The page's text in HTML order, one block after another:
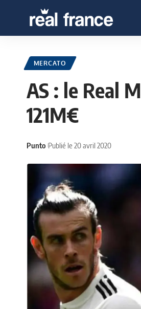
MERCATO
AS : le Real
121M€
Punto Publié le 20 avril 2020